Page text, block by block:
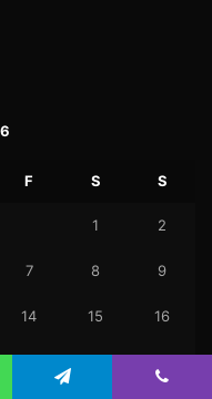
F S S
1 2
7 8 9
14 15 16